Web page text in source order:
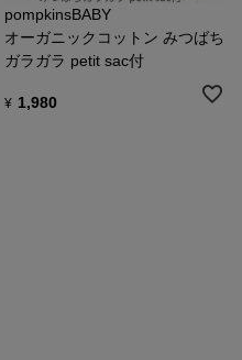
pompkinsBABY
オーガニックコットン みつばち
ガラガラ petit sac付
¥ 1,980